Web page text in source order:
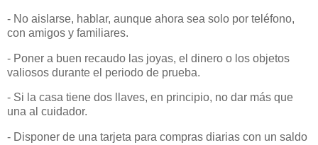
- No aislarse, hablar, aunque ahora sea solo por teléfono,
con amigos y familiares.
- Poner a buen recaudo las joyas, el dinero o los objetos
valiosos durante el periodo de prueba.
- Si la casa tiene dos llaves, en principio, no dar más que
una al cuidador.
- Disponer de una tarjeta para compras diarias con un saldo